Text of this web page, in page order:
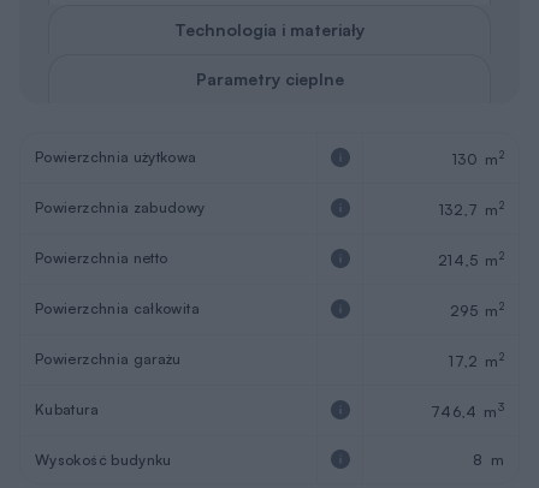
Technologia i materiały
Parametry cieplne
Powierzchnia użytkowa 130 m2
Powierzchnia zabudowy 132,7 m2
Powierzchnia netto 214,5 m2
Powierzchnia całkowita 295 m2
Powierzchnia garażu 17,2 m2
Kubatura 746,4 m3
Wysokość budynku 8 m